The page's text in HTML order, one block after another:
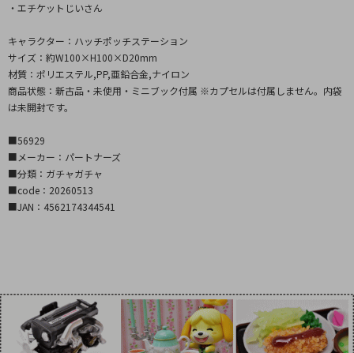
・エチケットじいさん
キャラクター：ハッチポッチステーション
サイズ：約W100×H100×D20mm
材質：ポリエステル,PP,亜鉛合金,ナイロン
商品状態：新古品・未使用・ミニブック付属 ※カプセルは付属しません。内袋
は未開封です。
■56929
■メーカー：パートナーズ
■分類：ガチャガチャ
■code：20260513
■JAN：4562174344541